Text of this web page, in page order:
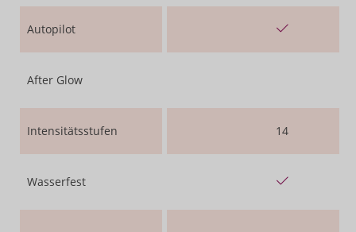
Autopilot
After Glow
Intensitätsstufen 14
Wasserfest